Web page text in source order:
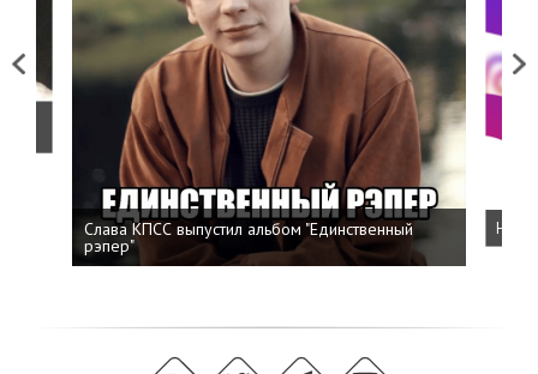
Previous
Слава КПСС выпустил альбом "Единственный
рэпер"
Next